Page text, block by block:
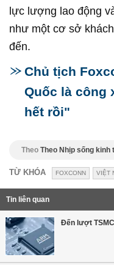
lực lượng lao động
như một cơ sở
đến.
Chủ tịch
Quốc là công
hết rồi"
Theo Theo Nhịp sống kinh
TỪ KHÓA FOXCONN VIỆT
Tin liên quan
Đến lượt